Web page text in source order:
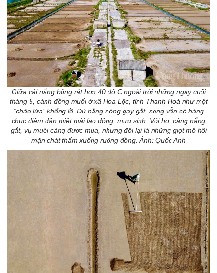
Giữa cái nắng bỏng rát hơn 40 độ C ngoài trời những ngày cuối
tháng 5, cánh đồng muối ở xã Hoa Lộc, tỉnh Thanh Hoá như một
“chảo lửa” khổng lồ. Dù nắng nóng gay gắt, song vẫn có hàng
chục diêm dân miệt mài lao động, mưu sinh. Với họ, càng nắng
gắt, vụ muối càng được mùa, nhưng đổi lại là những giọt mồ hôi
mặn chát thấm xuống ruộng đồng. Ảnh: Quốc Anh